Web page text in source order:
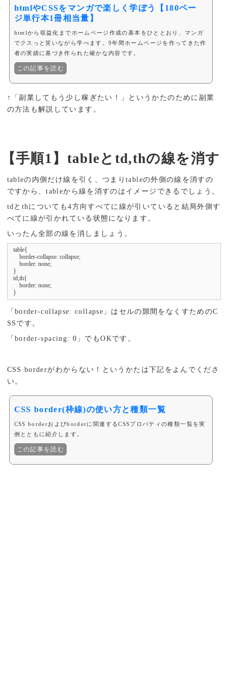
htmlやCSSをマンガで楽しく学ぼう【180ペー
ジ単行本1冊相当量】
htmlから収益化までホームページ作成の基本をひととおり、マンガ
でクスっと笑いながら学べます。9年間ホームページを作ってきた作
者の実績に基づき作られた確かな内容です。
この記事を読む
↑「副業してもう少し稼ぎたい！」というかたのために副業
の方法も解説しています。
【手順1】tableとtd,thの線を消す
tableの内側だけ線を引く、つまりtableの外側の線を消すの
ですから、tableから線を消すのはイメージできるでしょう。
tdとthについても4方向すべてに線が引いていると結局外側す
べてに線が引かれている状態になります。
いったん全部の線を消しましょう。
table{
    border-collapse: collapse;
    border: none;
}
td,th{
    border: none;
}
「border-collapse: collapse」はセルの隙間をなくすためのC
SSです。
「border-spacing: 0」でもOKです。
CSS borderがわからない！というかたは下記をよんでくださ
い。
CSS border(枠線)の使い方と種類一覧
CSS borderおよびborderに関連するCSSプロパティの種類一覧を実
例とともに紹介します。
この記事を読む